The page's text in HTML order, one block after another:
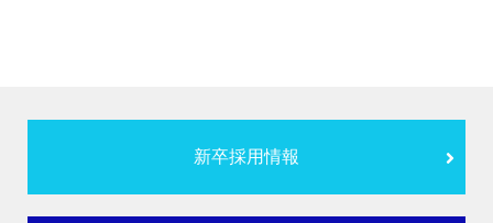
新卒採用情報